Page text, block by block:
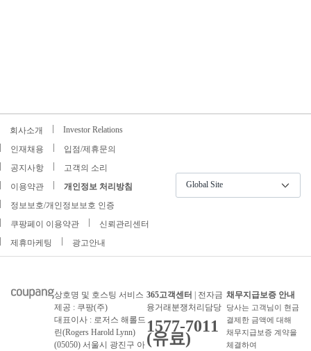
회사소개
Investor Relations
인재채용
입점/제휴문의
공지사항
고객의 소리
이용약관
개인정보 처리방침
정보보호/개인정보보호 인증
쿠팡페이 이용약관
신뢰관리센터
제휴마케팅
광고안내
Global Site
상호명 및 호스팅 서비스
제공 : 쿠팡(주)
대표이사 : 로저스 해롤드
린(Rogers Harold Lynn)
(05050) 서울시 광진구 아
365고객센터
| 전자금
융거래분쟁처리담당
1577-7011
(유료)
채무지급보증 안내
당사는 고객님이 현금
결제한 금액에 대해
채무지급보증 계약을
체결하여